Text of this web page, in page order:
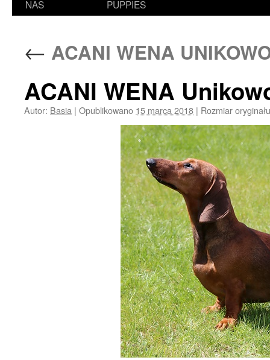
NAS
PUPPIES
← ACANI WENA
ACANI WENA
Autor: Basia | Opublikowano 15 marca 2018 | Rozmiar